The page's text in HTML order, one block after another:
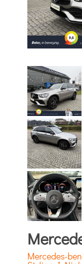
Mercedes-